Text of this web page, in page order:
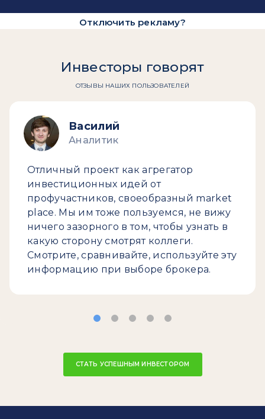
Отключить рекламу?
Инвесторы говорят
ОТЗЫВЫ НАШИХ ПОЛЬЗОВАТЕЛЕЙ
Василий
Аналитик
Отличный проект как агрегатор
инвестиционных идей от
профучастников, своеобразный market
place. Мы им тоже пользуемся, не вижу
ничего зазорного в том, чтобы узнать в
какую сторону смотрят коллеги.
Смотрите, сравнивайте, используйте эту
информацию при выборе брокера.
СТАТЬ УСПЕШНЫМ ИНВЕСТОРОМ